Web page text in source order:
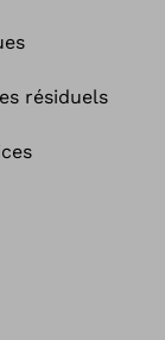
résiduels